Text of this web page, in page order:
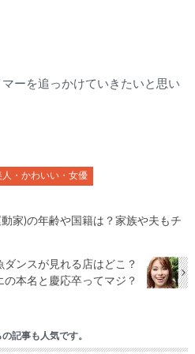
ーを追っかけていきたいと思い
人・かわいい・女優
家)の年齢や国籍は？家族や夫もチ
ンスが見れる店はどこ？
の本名と慶応卒ってマジ？
記事も人気です。